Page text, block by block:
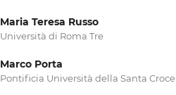
Maria Teresa Russo
Università di Roma Tre
Marco Porta
Pontificia Università della Santa Croce